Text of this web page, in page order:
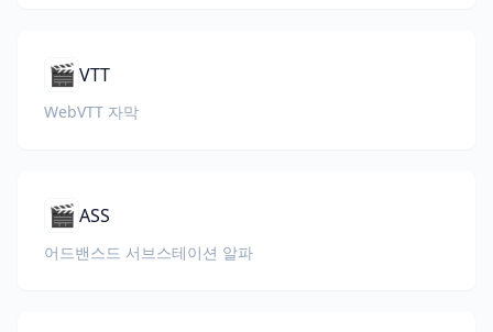
🎬 VTT
WebVTT 자막
🎬 ASS
어드밴스드 서브스테이션 알파